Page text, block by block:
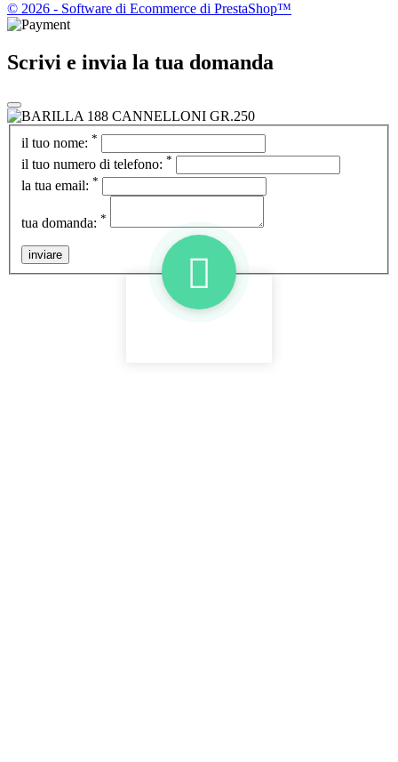
© 2026 - Software di Ecommerce di PrestaShop™
Scrivi e invia la tua domanda
il tuo nome: *
il tuo numero di telefono: *
la tua email: *
tua domanda: *
inviare